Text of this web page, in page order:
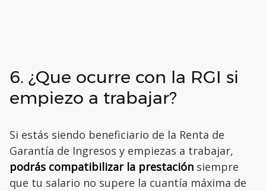
6. ¿Que ocurre con la RGI si
empiezo a trabajar?
Si estás siendo beneficiario de la Renta de
Garantía de Ingresos y empiezas a trabajar,
podrás compatibilizar la prestación siempre
que tu salario no supere la cuantía máxima de